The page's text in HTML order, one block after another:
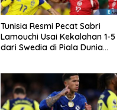
Tunisia Resmi Pecat Sabri
Lamouchi Usai Kekalahan 1-5
dari Swedia di Piala Dunia